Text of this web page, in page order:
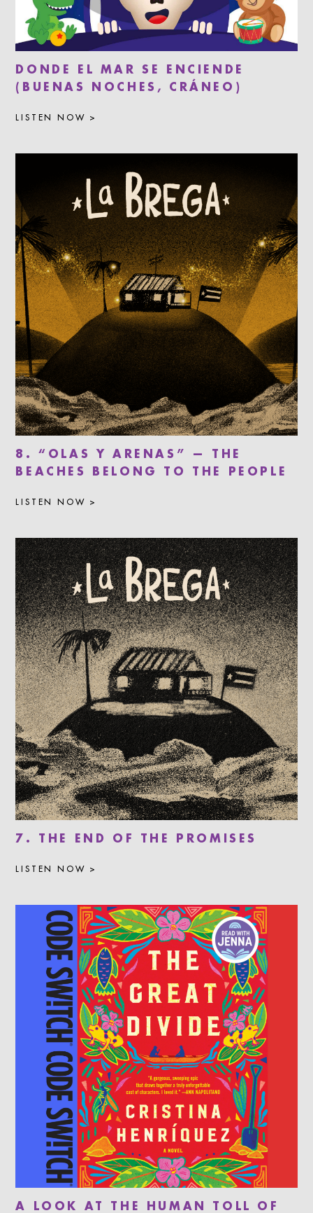
DONDE EL MAR SE ENCIENDE
(BUENAS NOCHES, CRÁNEO)
LISTEN NOW >
8. “OLAS Y ARENAS” — THE
BEACHES BELONG TO THE PEOPLE
LISTEN NOW >
7. THE END OF THE PROMISES
LISTEN NOW >
A LOOK AT THE HUMAN TOLL OF